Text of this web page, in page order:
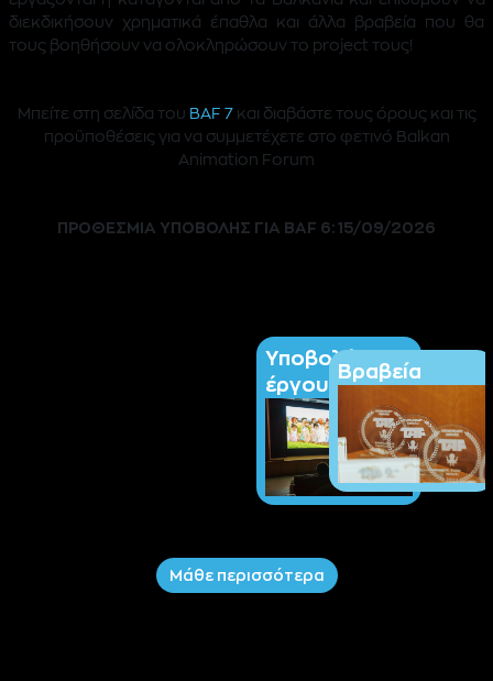
διεκδικήσουν χρηματικά έπαθλα και άλλα βραβεία που θα
τους βοηθήσουν να ολοκληρώσουν το project τους!
Μπείτε στη σελίδα του BAF 7και διαβάστε τους όρους και τις
προϋποθέσεις για να συμμετέχετε στο φετινό Balkan
Animation Forum
ΠΡΟΘΕΣΜΙΑ ΥΠΟΒΟΛΗΣ ΓΙΑ BAF 6: 15/09/2026
Υποβολή
έργου
Βραβεία
Μάθε περισσότερα